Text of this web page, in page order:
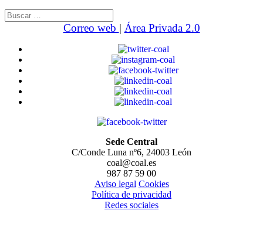
Buscar:
Correo web | Área Privada 2.0
Sede Central
C/Conde Luna nº6, 24003 León
coal@coal.es
987 87 59 00
Aviso legal Cookies
Política de privacidad
Redes sociales